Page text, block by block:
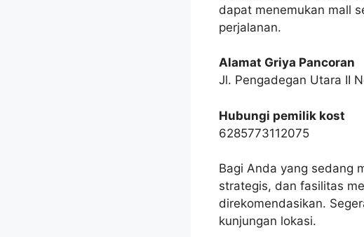
dapat menemukan mall
perjalanan.
Alamat Griya Pancoran
Jl. Pengadegan Utara II
Hubungi pemilik kost
6285773112075
Bagi Anda yang sedang
strategis, dan fasilitas
direkomendasikan.
kunjungan lokasi.